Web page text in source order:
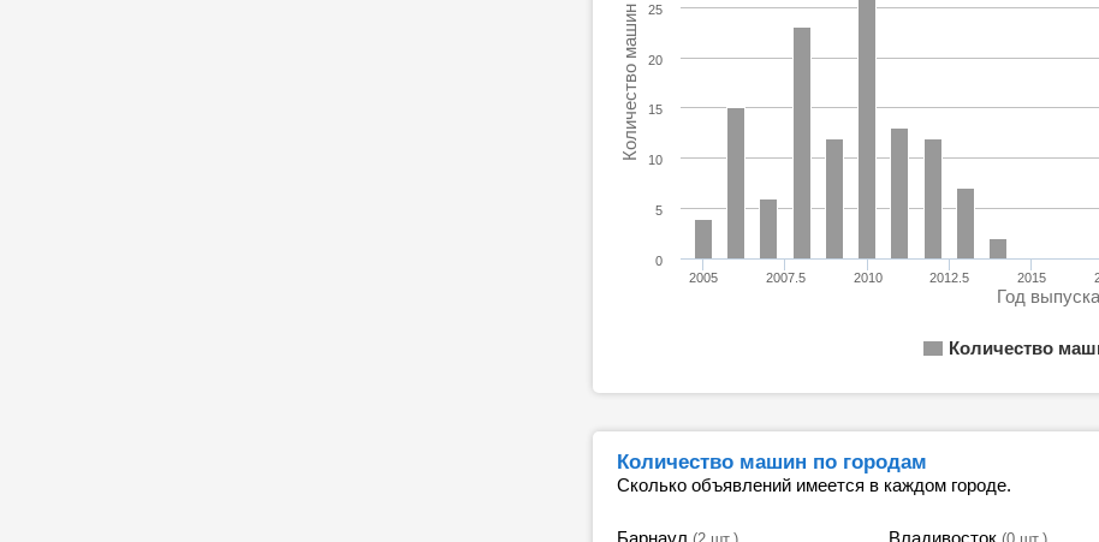
Год выпуска
Количество машин
Количество
2005 2007.5 2010 2012.5 2015
0
5
10
15
20
25
Количество машин по городам
Сколько объявлений имеется в каждом городе.
Барнаул Владивосток